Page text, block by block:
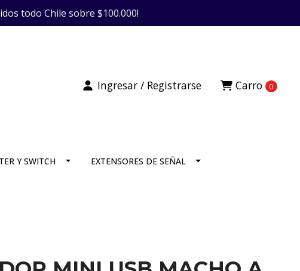
todo Chile sobre $100.000!
Carro 0
Ingresar / Registrarse
Y SWITCH EXTENSORES DE SEÑAL